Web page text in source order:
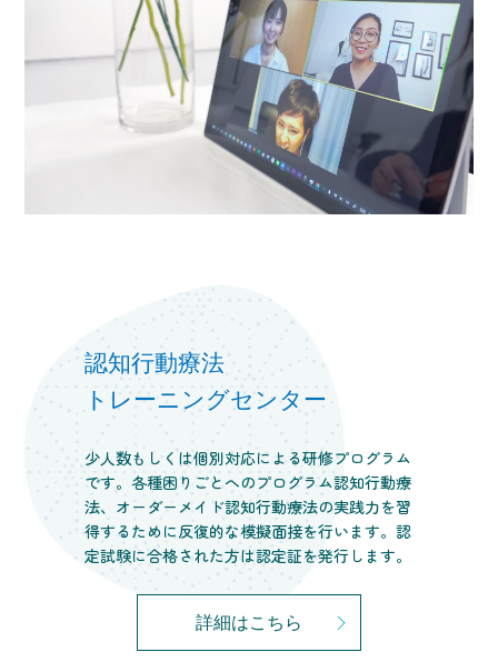
認知行動療法
トレーニングセンター
少人数もしくは個別対応による研修プログラム
です。各種困りごとへのプログラム認知行動療
法、オーダーメイド認知行動療法の実践力を習
得するために反復的な模擬面接を行います。認
定試験に合格された方は認定証を発行します。
詳細はこちら